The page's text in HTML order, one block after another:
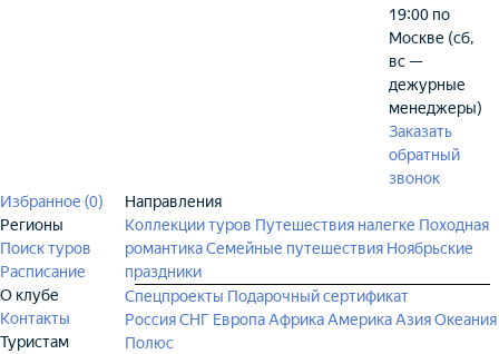
19:00 по
Москве (сб,
вс —
дежурные
менеджеры)
Заказать
обратный
звонок
Избранное (0)
Регионы
Поиск туров
Расписание
О клубе
Контакты
Туристам
Направления
Коллекции туров Путешествия налегке Походная
романтикаСемейные путешествия Ноябрьские
праздники
Спецпроекты Подарочный сертификат
РоссияСНГ ЕвропаАфрикаАмерикаАзияОкеания
Полюс